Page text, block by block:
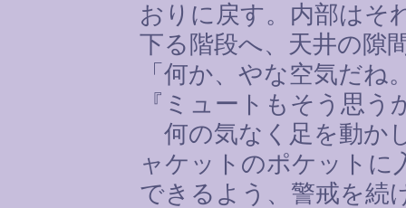
おりに戻す。内部はそ
下る階段へ、天井の隙
「何か、やな空気だ
『ミュートもそう思う
何の気なく足を動か
ャケットのポケットに
できるよう、警戒を続